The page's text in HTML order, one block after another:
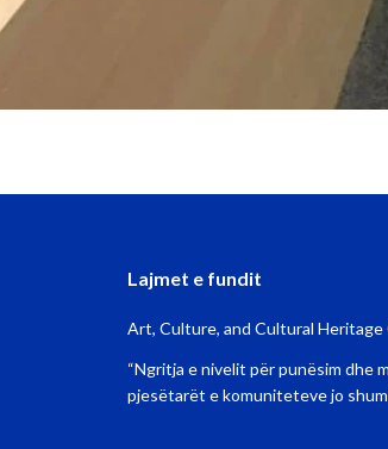
Lajmet e fundit
Art, Culture, and Cultural Heritage
“Ngritja e nivelit për punësim dhe
pjesëtarët e komuniteteve jo